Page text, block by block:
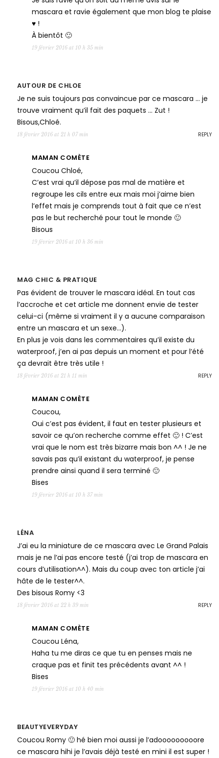
mascara et ravie également que mon blog te plaise
♥ !
À bientôt 🙂
19 février 2016 at 10 h 35 min
AUTOUR DE CHLOE
Je ne suis toujours pas convaincue par ce mascara … je
trouve vraiment qu’il fait des paquets … Zut !
Bisous,Chloé.
18 février 2016 at 21 h 07 min REPLY
MAMAN COMÈTE
Coucou Chloé,
C’est vrai qu’il dépose pas mal de matière et
regroupe les cils entre eux mais moi j’aime bien
l’effet mais je comprends tout à fait que ce n’est
pas le but recherché pour tout le monde 🙂
Bisous
19 février 2016 at 10 h 36 min
MAG CHIC & PRATIQUE
Pas évident de trouver le mascara idéal. En tout cas
l’accroche et cet article me donnent envie de tester
celui-ci (même si vraiment il y a aucune comparaison
entre un mascara et un sexe…).
En plus je vois dans les commentaires qu’il existe du
waterproof, j’en ai pas depuis un moment et pour l’été
ça devrait être très utile !
18 février 2016 at 21 h 11 min REPLY
MAMAN COMÈTE
Coucou,
Oui c’est pas évident, il faut en tester plusieurs et
savoir ce qu’on recherche comme effet 🙂 ! C’est
vrai que le nom est très bizarre mais bon ^^ ! Je ne
savais pas qu’il existant du waterproof, je pense
prendre ainsi quand il sera terminé 🙂
Bises
19 février 2016 at 10 h 37 min
LÉNA
J’ai eu la miniature de ce mascara avec Le Grand Palais
mais je ne l’ai pas encore testé (j’ai trop de mascara en
cours d’utilisation^^). Mais du coup avec ton article j’ai
hâte de le tester^^.
Des bisous Romy <3
18 février 2016 at 22 h 39 min REPLY
MAMAN COMÈTE
Coucou Léna,
Haha tu me diras ce que tu en penses mais ne
craque pas et finit tes précédents avant ^^ !
Bises
19 février 2016 at 10 h 40 min
BEAUTYEVERYDAY
Coucou Romy 🙂 hé bien moi aussi je l’adooooooooore
ce mascara hihi je l’avais déjà testé en mini il est super !